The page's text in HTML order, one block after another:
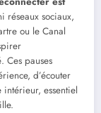
réseaux sociaux,
ou le Canal
Ces pauses
d’écouter
essentiel